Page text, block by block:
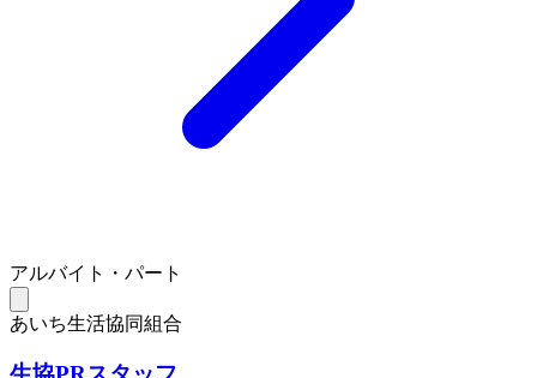
アルバイト・パート
あいち生活協同組合